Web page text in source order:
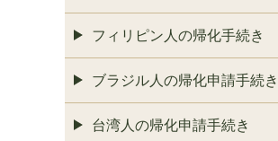
フィリピン人の帰化手続き
ブラジル人の帰化申請手続き
台湾人の帰化申請手続き